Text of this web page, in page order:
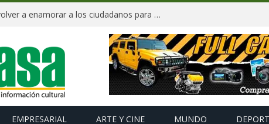
«Te Amo Bolivia» busca volver a enamorar a los ciudadanos para impulsar el orgullo nacional
EMPRESARIAL ARTE Y CINE MUNDO